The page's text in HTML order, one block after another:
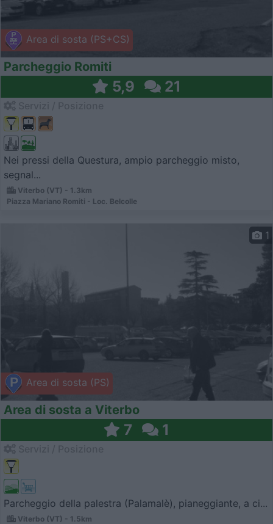
Area di sosta (PS+CS)
Parcheggio Romiti
5,9 21
Nei pressi della Questura, ampio parcheggio misto,
segnal...
Viterbo (VT) - 1.3km
Piazza Mariano Romiti - Loc. Belcolle
Area di sosta (PS)
1
Area di sosta a Viterbo
7 1
Parcheggio della palestra (Palamalè), pianeggiante, a ci...
Viterbo (VT) - 1.5km